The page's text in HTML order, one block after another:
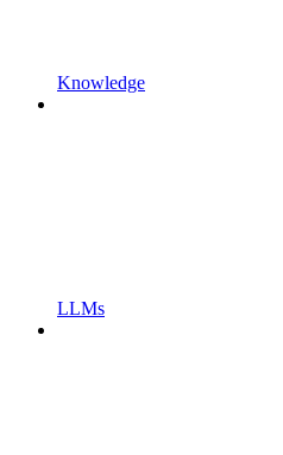
Knowledge
LLMs